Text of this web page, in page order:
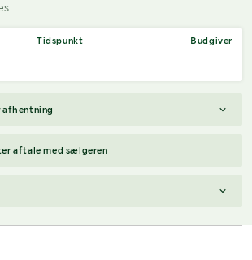
Tidspunkt Budgiver
afhentning
sælgeren, indtil køberen har betalt for
er modtaget, får køberen adgang til
og kan aftale afhentning (inden for
afslutning).
afhentning?Kontakt os på7220 7035eller
aftale med sælgeren
modtager du en faktura fra Payex til din e-
auktionen slutter.